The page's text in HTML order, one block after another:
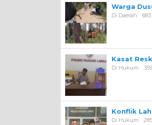
Warga
Di Daerah
Kasat
Di Hukum
Konflik
Di Hukum